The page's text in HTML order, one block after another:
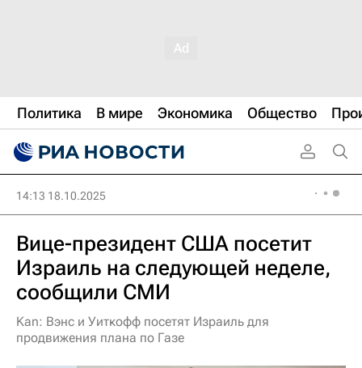
Политика В мире Экономика Общество
14:13 18.10.2025
Вице-президент США посетит
Израиль на следующей неделе,
сообщили СМИ
Kan: Вэнс и Уиткофф посетят Израиль для
продвижения плана по Газе